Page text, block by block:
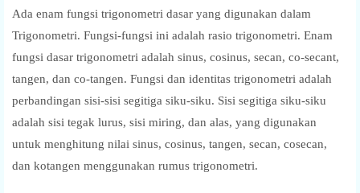
Ada enam fungsi trigonometri dasar yang digunakan dalam
Trigonometri. Fungsi-fungsi ini adalah rasio trigonometri. Enam
fungsi dasar trigonometri adalah sinus, cosinus, secan, co-secant,
tangen, dan co-tangen. Fungsi dan identitas trigonometri adalah
perbandingan sisi-sisi segitiga siku-siku. Sisi segitiga siku-siku
adalah sisi tegak lurus, sisi miring, dan alas, yang digunakan
untuk menghitung nilai sinus, cosinus, tangen, secan, cosecan,
dan kotangen menggunakan rumus trigonometri.